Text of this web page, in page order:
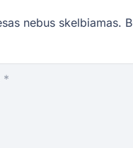
nebus skelbiamas.